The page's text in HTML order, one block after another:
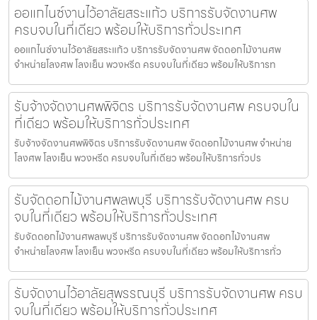
ออแกไนซ์งานไว้อาลัยสระแก้ว บริการรับจัดงานศพ
ครบจบในที่เดียว พร้อมให้บริการทั่วประเทศ
ออแกไนซ์งานไว้อาลัยสระแก้ว บริการรับจัดงานศพ จัดดอกไม้งานศพ
จำหน่ายโลงศพ โลงเย็น พวงหรีด ครบจบในที่เดียว พร้อมให้บริการท
รับจ้างจัดงานศพพิจิตร บริการรับจัดงานศพ ครบจบใน
ที่เดียว พร้อมให้บริการทั่วประเทศ
รับจ้างจัดงานศพพิจิตร บริการรับจัดงานศพ จัดดอกไม้งานศพ จำหน่าย
โลงศพ โลงเย็น พวงหรีด ครบจบในที่เดียว พร้อมให้บริการทั่วปร
รับจัดดอกไม้งานศพลพบุรี บริการรับจัดงานศพ ครบ
จบในที่เดียว พร้อมให้บริการทั่วประเทศ
รับจัดดอกไม้งานศพลพบุรี บริการรับจัดงานศพ จัดดอกไม้งานศพ
จำหน่ายโลงศพ โลงเย็น พวงหรีด ครบจบในที่เดียว พร้อมให้บริการทั่ว
รับจัดงานไว้อาลัยสุพรรณบุรี บริการรับจัดงานศพ ครบ
จบในที่เดียว พร้อมให้บริการทั่วประเทศ